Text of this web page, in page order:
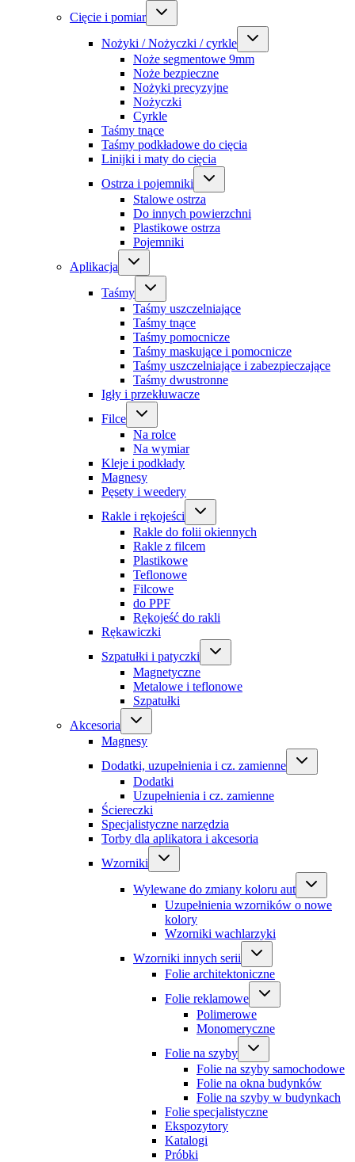
Cięcie i pomiar
Nożyki / Nożyczki / cyrkle
Noże segmentowe 9mm
Noże bezpieczne
Nożyki precyzyjne
Nożyczki
Cyrkle
Taśmy tnące
Taśmy podkładowe do cięcia
Linijki i maty do cięcia
Ostrza i pojemniki
Stalowe ostrza
Do innych powierzchni
Plastikowe ostrza
Pojemniki
Aplikacja
Taśmy
Taśmy uszczelniające
Taśmy tnące
Taśmy pomocnicze
Taśmy maskujące i pomocnicze
Taśmy uszczelniające i zabezpieczające
Taśmy dwustronne
Igły i przekłuwacze
Filce
Na rolce
Na wymiar
Kleje i podkłady
Magnesy
Pęsety i weedery
Rakle i rękojeści
Rakle do folii okiennych
Rakle z filcem
Plastikowe
Teflonowe
Filcowe
do PPF
Rękojeść do rakli
Rękawiczki
Szpatułki i patyczki
Magnetyczne
Metalowe i teflonowe
Szpatułki
Akcesoria
Magnesy
Dodatki, uzupełnienia i cz. zamienne
Dodatki
Uzupełnienia i cz. zamienne
Ściereczki
Specjalistyczne narzędzia
Torby dla aplikatora i akcesoria
Wzorniki
Wylewane do zmiany koloru aut
Uzupełnienia wzorników o nowe
kolory
Wzorniki wachlarzyki
Wzorniki innych serii
Folie architektoniczne
Folie reklamowe
Polimerowe
Monomeryczne
Folie na szyby
Folie na szyby samochodowe
Folie na okna budynków
Folie na szyby w budynkach
Folie specjalistyczne
Ekspozytory
Katalogi
Próbki